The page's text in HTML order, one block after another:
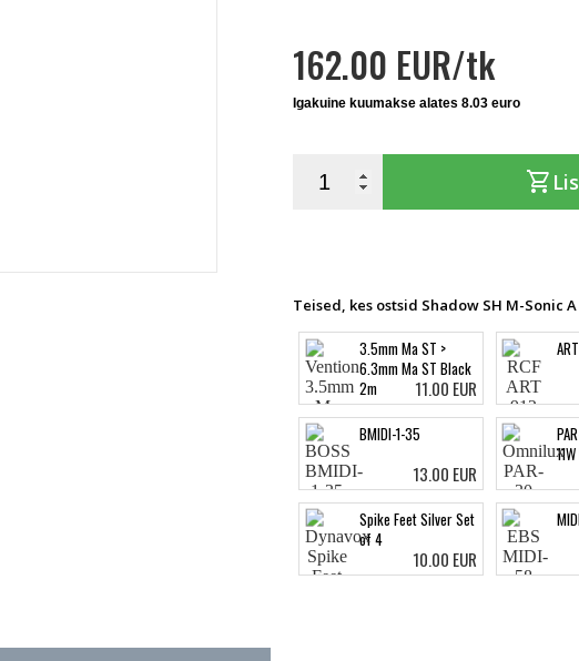
162.00 EUR/tk
Igakuine kuumakse alates 8.03 euro
shopping_cart
Teised, kes ostsid Shadow SH M-Sonic A
3.5mm Ma ST >
6.3mm Ma ST Black
2m
11.00 EUR
BMIDI-1-35
13.00 EUR
Spike Feet Silver Set
of 4
10.00 EUR